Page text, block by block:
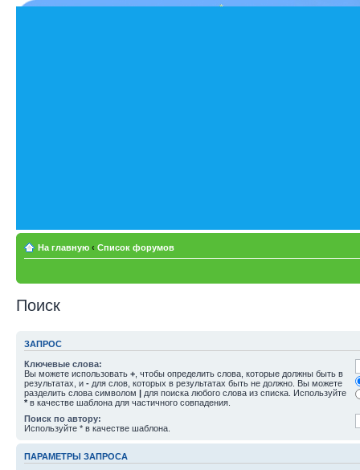
На главную ‹ Список форумов
Поиск
ЗАПРОС
Ключевые слова:
Вы можете использовать + , чтобы определить слова, которые должны быть в
результатах, и - для слов, которых в результатах быть не должно. Вы можете
разделить слова символом | для поиска любого слова из списка. Используйте
* в качестве шаблона для частичного совпадения.
Поиск по автору:
Используйте * в качестве шаблона.
ПАРАМЕТРЫ ЗАПРОСА